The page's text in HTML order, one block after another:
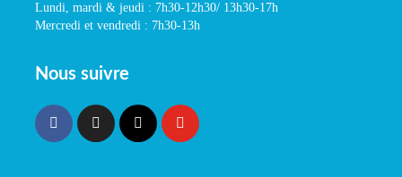
Lundi, mardi & jeudi : 7h30-12h30/ 13h30-17h
Mercredi et vendredi : 7h30-13h
Nous suivre